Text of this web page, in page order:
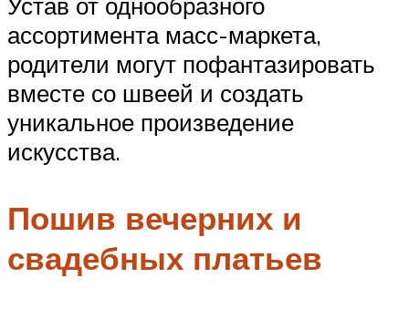
ассортимента масс-маркета,
родители могут пофантазировать
вместе со швеей и создать
уникальное произведение
искусства.
Пошив вечерних и
свадебных платьев